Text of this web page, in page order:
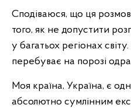
Сподіваюся, що ця
того, як не допустити
у багатьох регіонах
перебуває на порозі
Моя країна, Україна, є
абсолютно сумлінним